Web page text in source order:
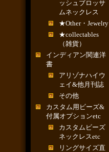
ッシュブロッサ
ムネックレス
★Other・Jewelry
★collectables
（雑貨）
インディアン関連洋
書
アリゾナハイウ
ェイ&他月刊誌
その他
カスタム用ビーズ&
付属オプションetc
カスタムビーズ
ネックレスetc
リングサイズ直